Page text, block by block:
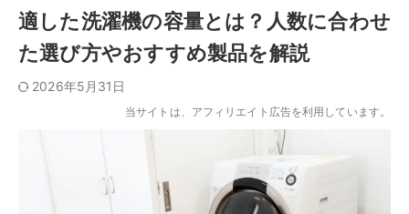
適した洗濯機の容量とは？人数に合わせ
た選び方やおすすめ製品を解説
2026年5月31日
当サイトは、アフィリエイト広告を利用しています。